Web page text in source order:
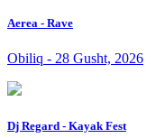
Aerea - Rave
Obiliq - 28 Gusht, 2026
Dj Regard - Kayak Fest